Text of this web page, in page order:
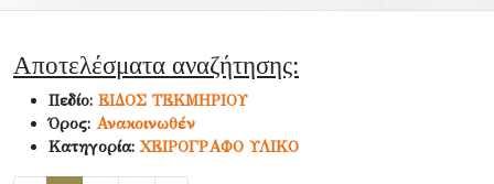
Αποτελέσματα αναζήτησης:
Πεδίο: ΕΙΔΟΣ ΤΕΚΜΗΡΙΟΥ
Όρος: Ανακοινωθέν
Κατηγορία:ΧΕΙΡΟΓΡΑΦΟ ΥΛΙΚΟ